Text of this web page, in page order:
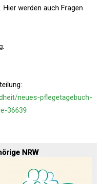
werden auch Fragen
neues-pflegetagebuch-
36639
NRW